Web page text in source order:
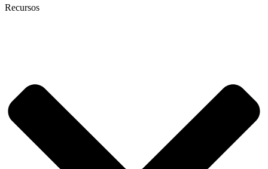
Recursos